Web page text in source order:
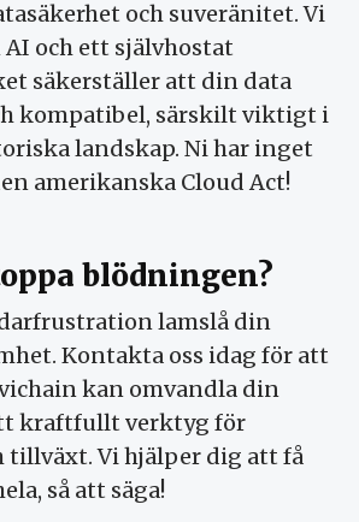
och suveränitet. Vi
och ett självhostat
säkerställer att din data
kompatibel, särskilt viktigt i
landskap. Ni har inget
amerikanska Cloud Act!
blödningen?
lamslå din
Kontakta oss idag för att
kan omvandla din
kraftfullt verktyg för
tillväxt. Vi hjälper dig att få
så att säga!